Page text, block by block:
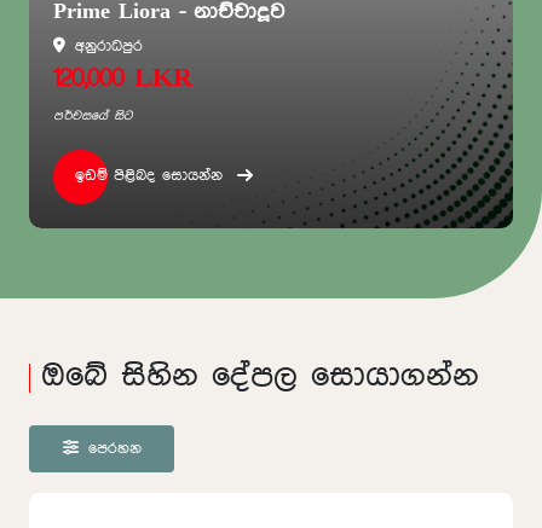
Prime Liora - නාච්චාදූව
අනුරාධපුර
120,000 LKR
පර්චසයේ සිට
ඉඩම් පිළිබද සොයන්න
ඔබේ සිහින දේපල සොයාගන්න
පෙරහන